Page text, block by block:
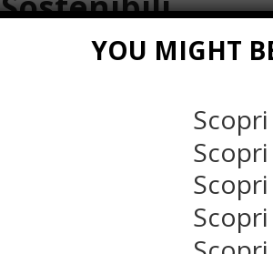
rappresentano una scelta
e situazioni. Con fornitori come
l’ambiente, garantendo al tempo
mondo sempre più attento
passo importante verso la
YOU MIGHT